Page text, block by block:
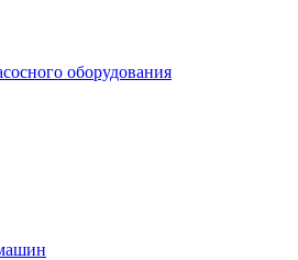
оборудования